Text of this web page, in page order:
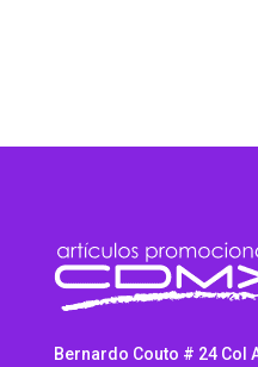
Bernardo Couto # 24 Col